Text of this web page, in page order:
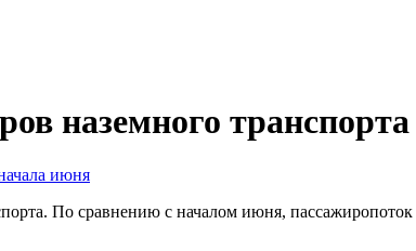
наземного
По сравнению с началом июня, пассажиропоток